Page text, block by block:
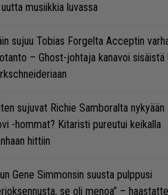
musiikkia luvassa
sujuu Tobias Forgelta Acceptin
– Ghost-johtaja kanavoi sisäistä
sujuvat Richie Samboralta nykyään
-hommat? Kitaristi pureutui keikalla
hittiin
Gene Simmonsin suusta pulppusi
se oli menoa” –